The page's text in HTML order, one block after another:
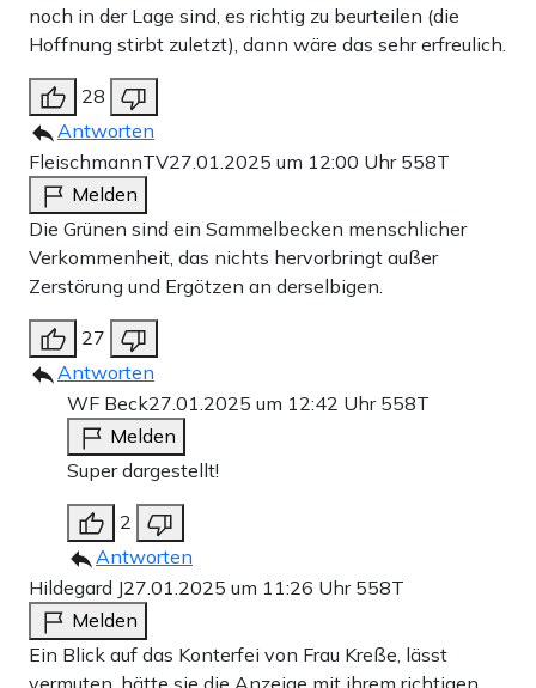
noch in der Lage sind, es richtig zu beurteilen (die
Hoffnung stirbt zuletzt), dann wäre das sehr erfreulich.
28
Antworten
FleischmannTV27.01.2025 um 12:00 Uhr 558T
Melden
Die Grünen sind ein Sammelbecken menschlicher
Verkommenheit, das nichts hervorbringt außer
Zerstörung und Ergötzen an derselbigen.
27
Antworten
WF Beck27.01.2025 um 12:42 Uhr 558T
Melden
Super dargestellt!
2
Antworten
Hildegard J27.01.2025 um 11:26 Uhr 558T
Melden
Ein Blick auf das Konterfei von Frau Kreße, lässt
vermuten, hätte sie die Anzeige mit ihrem richtigen